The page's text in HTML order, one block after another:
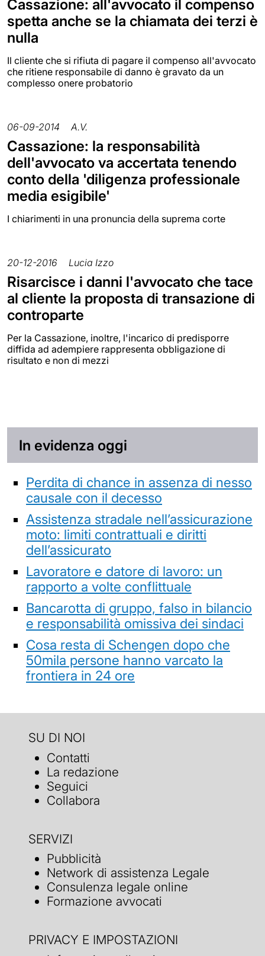
Cassazione: all'avvocato il compenso
spetta anche se la chiamata dei terzi è
nulla
Il cliente che si rifiuta di pagare il compenso all'avvocato
che ritiene responsabile di danno è gravato da un
complesso onere probatorio
06-09-2014 A.V.
Cassazione: la responsabilità
dell'avvocato va accertata tenendo
conto della 'diligenza professionale
media esigibile'
I chiarimenti in una pronuncia della suprema corte
20-12-2016 Lucia Izzo
Risarcisce i danni l'avvocato che tace
al cliente la proposta di transazione di
controparte
Per la Cassazione, inoltre, l'incarico di predisporre
diffida ad adempiere rappresenta obbligazione di
risultato e non di mezzi
In evidenza oggi
Perdita di chance in assenza di nesso
causale con il decesso
Assistenza stradale nell’assicurazione
moto: limiti contrattuali e diritti
dell’assicurato
Lavoratore e datore di lavoro: un
rapporto a volte conflittuale
Bancarotta di gruppo, falso in bilancio
e responsabilità omissiva dei sindaci
Cosa resta di Schengen dopo che
50mila persone hanno varcato la
frontiera in 24 ore
SU DI NOI
Contatti
La redazione
Seguici
Collabora
SERVIZI
Pubblicità
Network di assistenza Legale
Consulenza legale online
Formazione avvocati
PRIVACY E IMPOSTAZIONI